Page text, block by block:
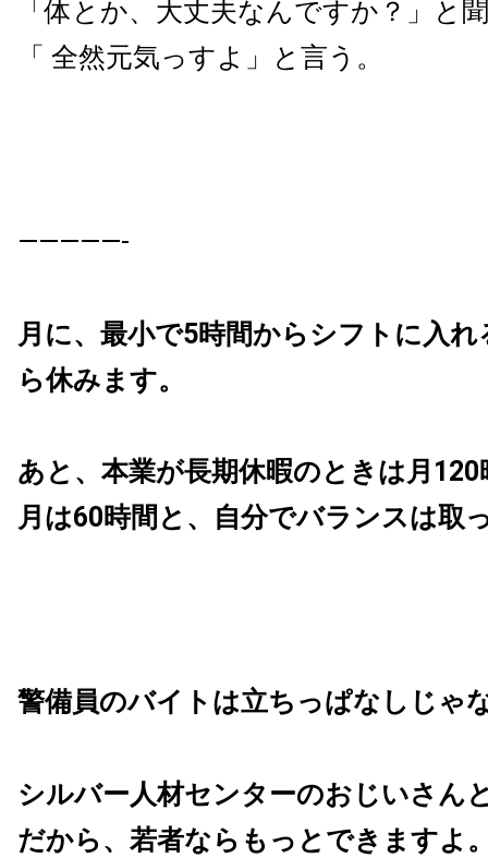
「体とか、大丈夫なんですか？」と
「 全然元気っすよ」と言う。
—————-
月に、最小で5時間からシフトに入
ら休みます。
あと、本業が長期休暇のときは月
月は60時間と、自分でバランスは取
警備員のバイトは立ちっぱなしじゃ
シルバー人材センターのおじいさん
だから、若者ならもっとできますよ